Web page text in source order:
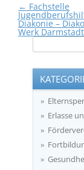
← Fachstelle
Diakonie –
Werk
Erlasse